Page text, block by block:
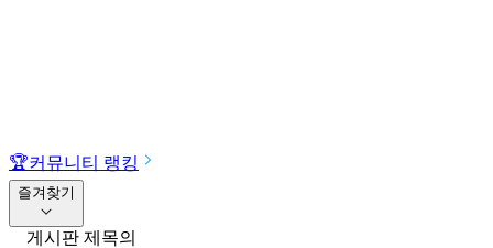
🏆커뮤니티 랭킹
즐겨찾기
게시판 제목의